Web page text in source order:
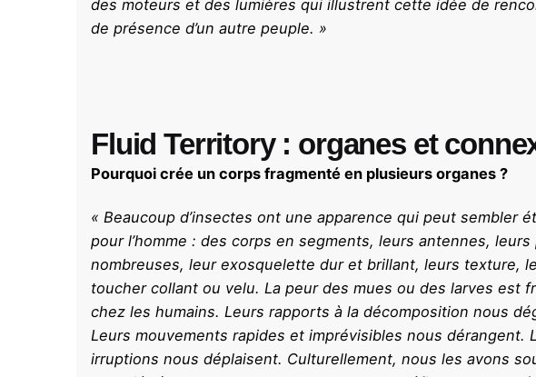
des moteurs et des lumières qui illustrent cette idée de
de présence d’un autre peuple. »
Fluid Territory : organes et
Pourquoi crée un corps fragmenté en plusieurs organes ?
« Beaucoup d’insectes ont une apparence qui peut sembler
pour l’homme : des corps en segments, leurs antennes, leurs
nombreuses, leur exosquelette dur et brillant, leurs texture, le
toucher collant ou velu. La peur des mues ou des larves est
chez les humains. Leurs rapports à la décomposition nous
Leurs mouvements rapides et imprévisibles nous dérangent.
irruptions nous déplaisent. Culturellement, nous les avons